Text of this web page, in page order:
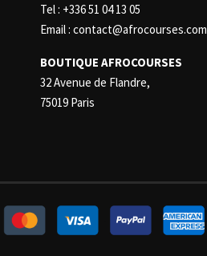
Tel : +336 51 04 13 05
Email : contact@afrocourses.com
BOUTIQUE AFROCOURSES
32 Avenue de Flandre,
75019 Paris